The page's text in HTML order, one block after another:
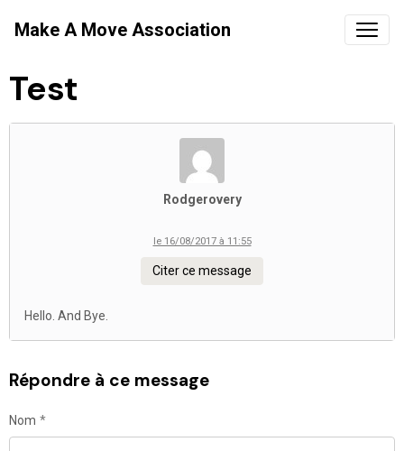
Make A Move Association
Test
Rodgerovery
le 16/08/2017 à 11:55
Citer ce message
Hello. And Bye.
Répondre à ce message
Nom